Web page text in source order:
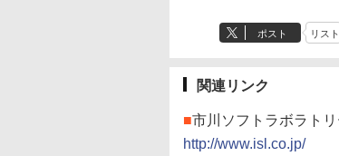
ポスト リスト
関連リンク
■市川ソフトラボラトリ
http://www.isl.co.jp/